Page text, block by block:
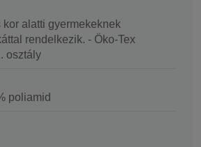
kor alatti gyermekeknek
rendelkezik. - Öko-Tex
osztály
poliamid